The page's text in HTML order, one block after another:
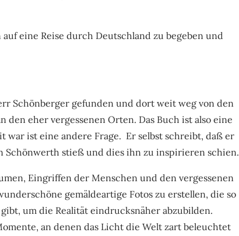
eine Reise durch Deutschland zu begeben und
Schönberger gefunden und dort weit weg von den
eher vergessenen Orten. Das Buch ist also eine
war ist eine andere Frage. Er selbst schreibt, daß er
Schönwerth stieß und dies ihn zu inspirieren schien.
Eingriffen der Menschen und den vergessenen
gemäldeartige Fotos zu erstellen, die so
um die Realität eindrucksnäher abzubilden.
an denen das Licht die Welt zart beleuchtet